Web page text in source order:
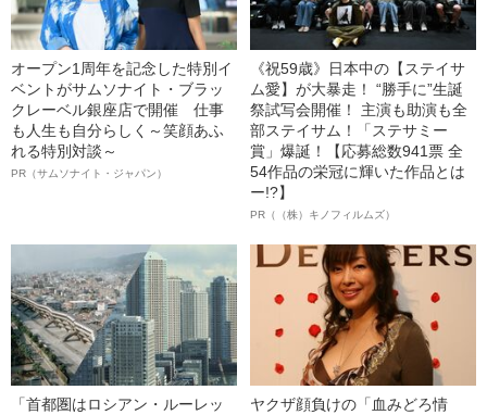
オープン1周年を記念した特別イ
ベントがサムソナイト・ブラッ
クレーベル銀座店で開催 仕事
も人生も自分らしく～笑顔あふ
れる特別対談～
PR（サムソナイト・ジャパン）
《祝59歳》日本中の【ステイサ
ム愛】が大暴走！ “勝手に”生誕
祭試写会開催！ 主演も助演も全
部ステイサム！「ステサミー
賞」爆誕！【応募総数941票 全
54作品の栄冠に輝いた作品とは
ー!?】
PR（（株）キノフィルムズ）
「首都圏はロシアン・ルーレッ
ヤクザ顔負けの「血みどろ情